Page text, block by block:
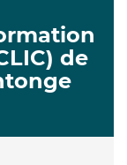
de